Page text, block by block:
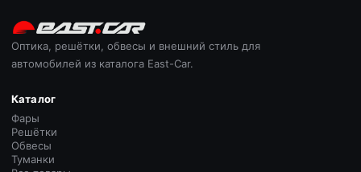
Оптика, решётки, обвесы и внешний стиль для
автомобилей из каталога East-Car.
Каталог
Фары
Решётки
Обвесы
Туманки